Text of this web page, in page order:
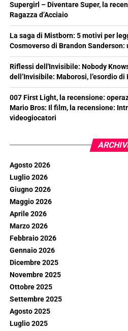
Supergirl – Diventare Super, la
Ragazza d’Acciaio
La saga di Mistborn: 5 motivi per
Cosmoverso di Brandon
Riflessi dell'Invisibile: Nobody
dell’Invisibile: Maborosi, l’esordio di
007 First Light, la recensione:
Mario Bros: Il film, la recensione:
videogiocatori
Agosto 2026
Luglio 2026
Giugno 2026
Maggio 2026
Aprile 2026
Marzo 2026
Febbraio 2026
Gennaio 2026
Dicembre 2025
Novembre 2025
Ottobre 2025
Settembre 2025
Agosto 2025
Luglio 2025